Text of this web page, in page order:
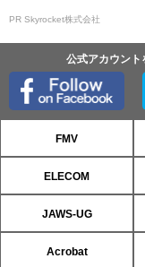
PR Skyrocket株式会社
公式アカウント
FMV
ELECOM
JAWS-UG
Acrobat